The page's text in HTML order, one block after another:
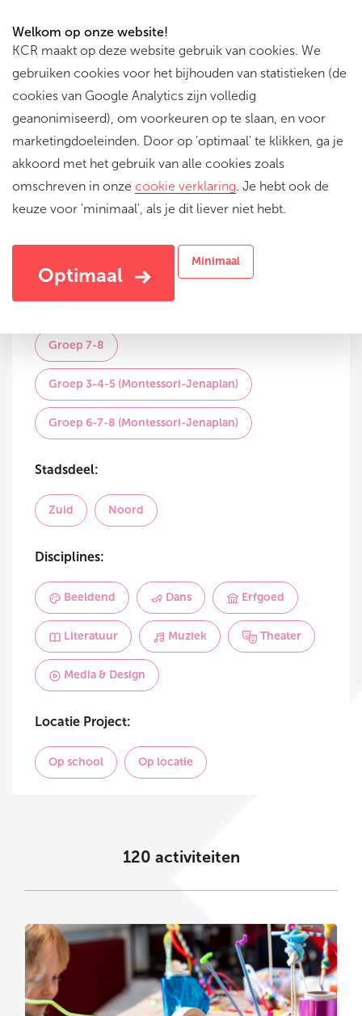
Welkom op onze website!
KCR maakt op deze website gebruik van cookies. We
gebruiken cookies voor het bijhouden van statistieken (de
cookies van Google Analytics zijn volledig
geanonimiseerd), om voorkeuren op te slaan, en voor
marketingdoeleinden. Door op 'optimaal' te klikken, ga je
akkoord met het gebruik van alle cookies zoals
omschreven in onze cookie verklaring. Je hebt ook de
keuze voor 'minimaal', als je dit liever niet hebt.
Optimaal
Minimaal
Onderwijs: Reset filters
Primair Onderwijs
Groep:
Groep 7-8
Groep 3-4-5 (Montessori-Jenaplan)
Groep 6-7-8 (Montessori-Jenaplan)
Stadsdeel:
Zuid Noord
Disciplines:
Beeldend Dans Erfgoed
Literatuur Muziek Theater
Media & Design
Locatie Project:
Op school Op locatie
120 activiteiten